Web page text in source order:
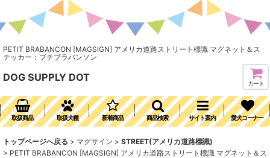
PETIT BRABANCON [MAGSIGN] アメリカ道路ストリート標識 マグネット＆ス
テッカー：プチブラバンソン
DOG SUPPLY DOT
カート
取扱商品 取扱犬種 新着商品 商品検索 サイト案内 愛犬コーナー
トップページへ戻る > マグサイン > STREET(アメリカ道路標識)
> PETIT BRABANCON [MAGSIGN] アメリカ道路ストリート標識 マグネット＆ス